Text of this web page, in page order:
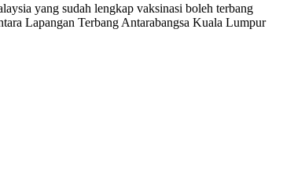
yang sudah lengkap vaksinasi boleh terbang
Lapangan Terbang Antarabangsa Kuala Lumpur